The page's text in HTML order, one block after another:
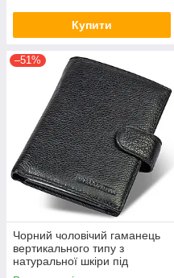
Купити
–51%
Чорний чоловічий гаманець
вертикального типу з
натуральної шкіри під
документи Marco Coverna